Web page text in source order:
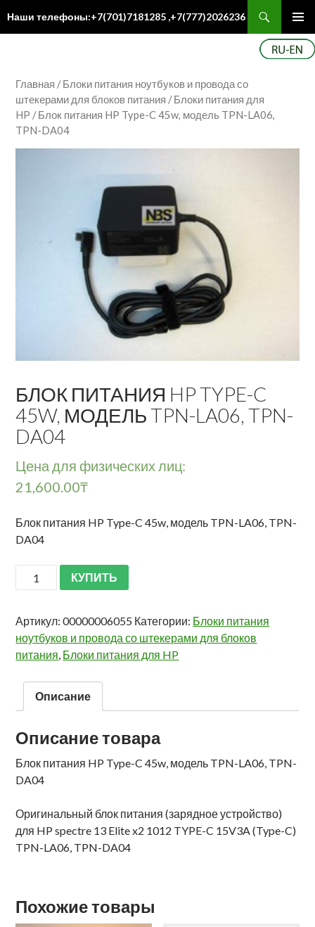
Наши телефоны:+7(701)7181285 ,+7(777)2026236
Главная /Блоки питания ноутбуков и провода со
штекерами для блоков питания /Блоки питания для
HP / Блок питания HP Type-C 45w, модель TPN-LA06,
TPN-DA04
БЛОК ПИТАНИЯ HP TYPE-C
45W, МОДЕЛЬ TPN-LA06, TPN-
DA04
Цена для физических лиц:
21,600.00₸
Блок питания HP Type-C 45w, модель TPN-LA06, TPN-
DA04
КУПИТЬ
Артикул:00000006055 Категории: Блоки питания
ноутбуков и провода со штекерами для блоков
питания, Блоки питания для HP
Описание
Описание товара
Блок питания HP Type-C 45w, модель TPN-LA06, TPN-
DA04
Оригинальный блок питания (зарядное устройство)
для HP spectre 13 Elite x2 1012 TYPE-C 15V3A (Type-C)
TPN-LA06, TPN-DA04
Похожие товары